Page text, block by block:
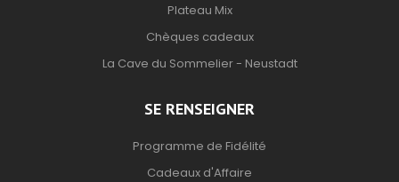
Plateau Mix
Chèques cadeaux
La Cave du Sommelier - Neustadt
SE RENSEIGNER
Programme de Fidélité
Cadeaux d'Affaire